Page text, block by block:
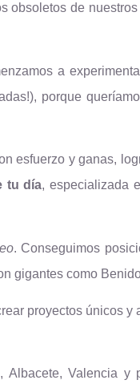
obsoletos de
a
porque
esfuerzo y ganas,
tu día, especializada
. Conseguimos
gigantes como
proyectos únicos y
Valencia y